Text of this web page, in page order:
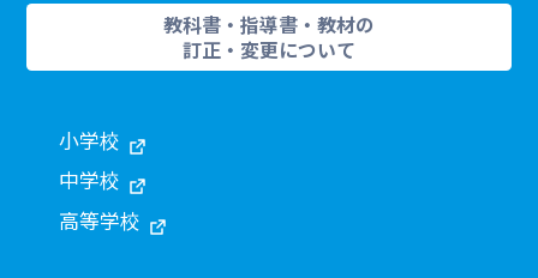
教科書・指導書・教材の
訂正・変更について
小学校
中学校
高等学校